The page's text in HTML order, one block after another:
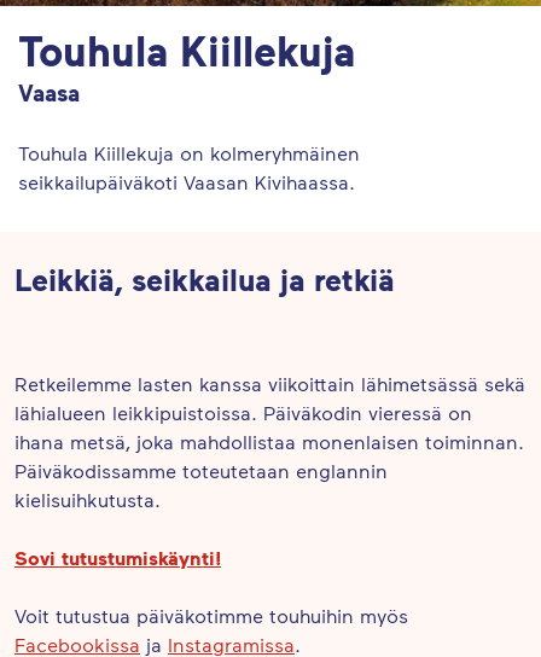
Touhula Kiillekuja
Vaasa
Touhula Kiillekuja on kolmeryhmäinen
seikkailupäiväkoti Vaasan Kivihaassa.
Leikkiä, seikkailua ja retkiä
Retkeilemme lasten kanssa viikoittain lähimetsässä sekä
lähialueen leikkipuistoissa. Päiväkodin vieressä on
ihana metsä, joka mahdollistaa monenlaisen toiminnan.
Päiväkodissamme toteutetaan englannin
kielisuihkutusta.
Sovi tutustumiskäynti!
Voit tutustua päiväkotimme touhuihin myös
Facebookissa ja Instagramissa